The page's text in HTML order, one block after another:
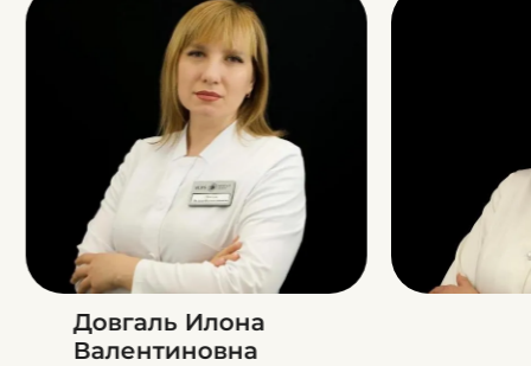
Довгаль Илона
Валентиновна